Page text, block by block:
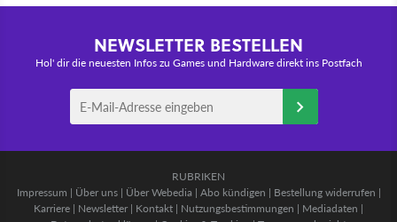
NEWSLETTER BESTELLEN
Hol' dir die neuesten Infos zu Games und Hardware direkt ins Postfach
RUBRIKEN
Impressum | Über uns| Über Webedia | Abo kündigen | Bestellung widerrufen |
Karriere | Newsletter | Kontakt | Nutzungsbestimmungen | Mediadaten |